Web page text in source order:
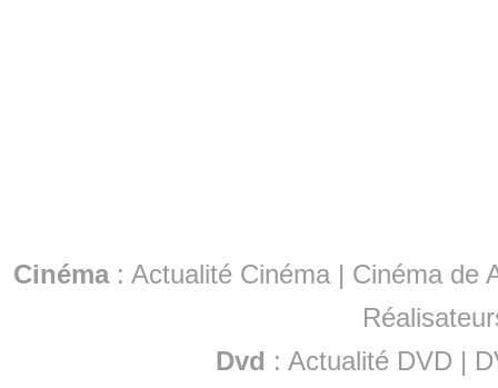
Cinéma: Actualité Cinéma | Cinéma de
Dvd : Actualité DVD |